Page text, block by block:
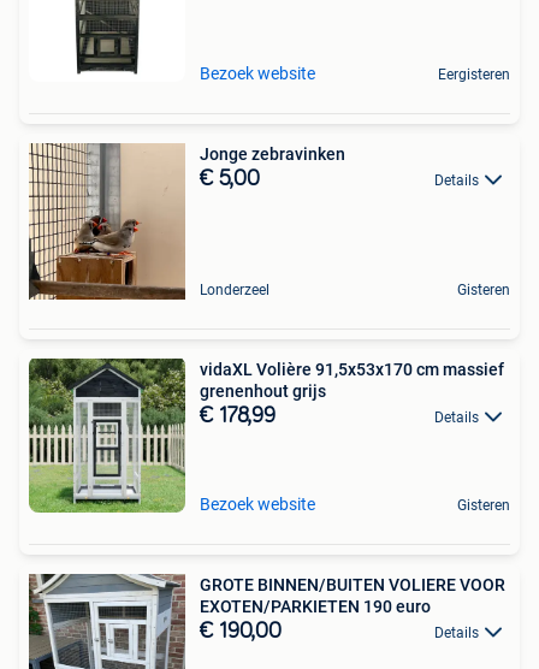
Bezoek website Eergisteren
Jonge zebravinken
€ 5,00 Details
Londerzeel Gisteren
vidaXL Volière 91,5x53x170 cm massief
grenenhout grijs
€ 178,99 Details
Bezoek website Gisteren
GROTE BINNEN/BUITEN VOLIERE VOOR
EXOTEN/PARKIETEN 190 euro
€ 190,00 Details